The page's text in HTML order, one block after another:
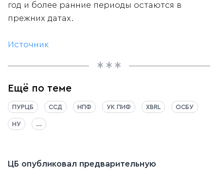
год и более ранние периоды остаются в
прежних датах.
Источник
Ещё по теме
ПУРЦБ ССД НПФ УК ПИФ XBRL ОСБУ
НУ ...
ЦБ опубликовал предварительную